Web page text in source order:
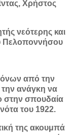
Χρήστος
νεότερης και
Πελοποννήσου
από την
την ανάγκη να
στην σπουδαία
του 1922.
της ακουμπά